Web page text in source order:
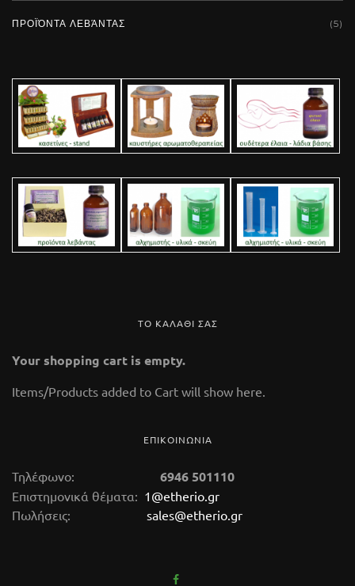
ΠΡΟΪΌΝΤΑ ΛΕΒΆΝΤΑΣ (5)
ΤΟ ΚΑΛΑΘΙ ΣΑΣ
Your shopping cart is empty.
Items/Products added to Cart will show here.
ΕΠΙΚΟΙΝΩΝΙΑ
Τηλέφωνο: 6946 501110
Επιστημονικά θέματα: 1@etherio.gr
Πωλήσεις: sales@etherio.gr